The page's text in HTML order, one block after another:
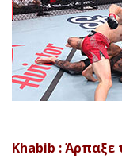
Khabib : Άρπαξε